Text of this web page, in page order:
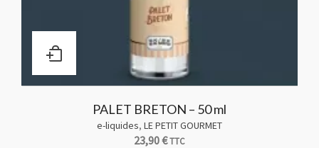
PALET BRETON – 50 ml
e-liquides, LE PETIT GOURMET
23,90€TTC